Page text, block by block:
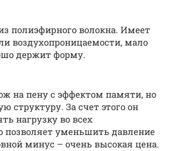
полиэфирного волокна. Имеет
воздухопроницаемости, мало
держит форму.
на пену с эффектом памяти, но
структуру. За счет этого он
нагрузку во всех
позволяет уменьшить давление
минус – очень высокая цена.